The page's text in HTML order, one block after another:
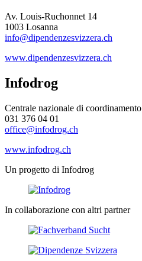
Av. Louis-Ruchonnet 14
1003 Losanna
info@dipendenzesvizzera.ch
www.dipendenzesvizzera.ch
Infodrog
Centrale nazionale di
031 376 04 01
office@infodrog.ch
www.infodrog.ch
Un progetto di Infodrog
In collaborazione con altri partner